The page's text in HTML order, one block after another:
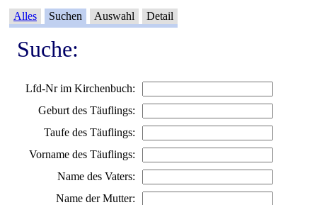
Alles Suchen Auswahl Detail
Suche:
Lfd-Nr im Kirchenbuch:
Geburt des Täuflings:
Taufe des Täuflings:
Vorname des Täuflings:
Name des Vaters:
Name der Mutter: